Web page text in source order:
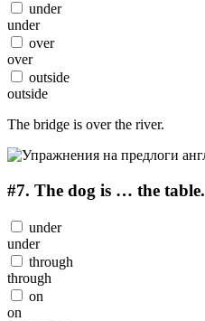
under
under
over
over
outside
outside
The bridge is over the river.
#7. The dog is … the table.
under
under
through
through
on
on